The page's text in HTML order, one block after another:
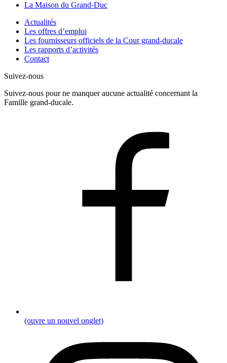
La Maison du Grand-Duc
Actualités
Les offres d’emploi
Les fournisseurs officiels de la Cour grand-ducale
Les rapports d’activités
Contact
Suivez-nous
Suivez-nous pour ne manquer aucune actualité concernant la
Famille grand-ducale.
(ouvre un nouvel onglet)